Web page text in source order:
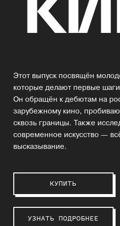
Этот выпуск посвящён
которые делают первые
Он обращён к дебютам на
зарубежному кино,
сквозь границы. Также
современное искусство —
высказывание.
КУПИТЬ
УЗНАТЬ ПОДРОБНЕЕ